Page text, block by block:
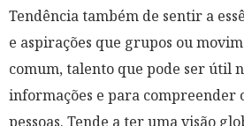
Tendência também de sentir a
e aspirações que grupos ou
comum, talento que pode ser útil
informações e para compreender
pessoas. Tende a ter uma visão